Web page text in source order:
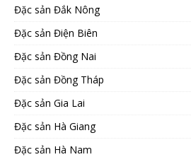
Đặc sản Đắk Nông
Đặc sản Điện Biên
Đặc sản Đồng Nai
Đặc sản Đồng Tháp
Đặc sản Gia Lai
Đặc sản Hà Giang
Đặc sản Hà Nam